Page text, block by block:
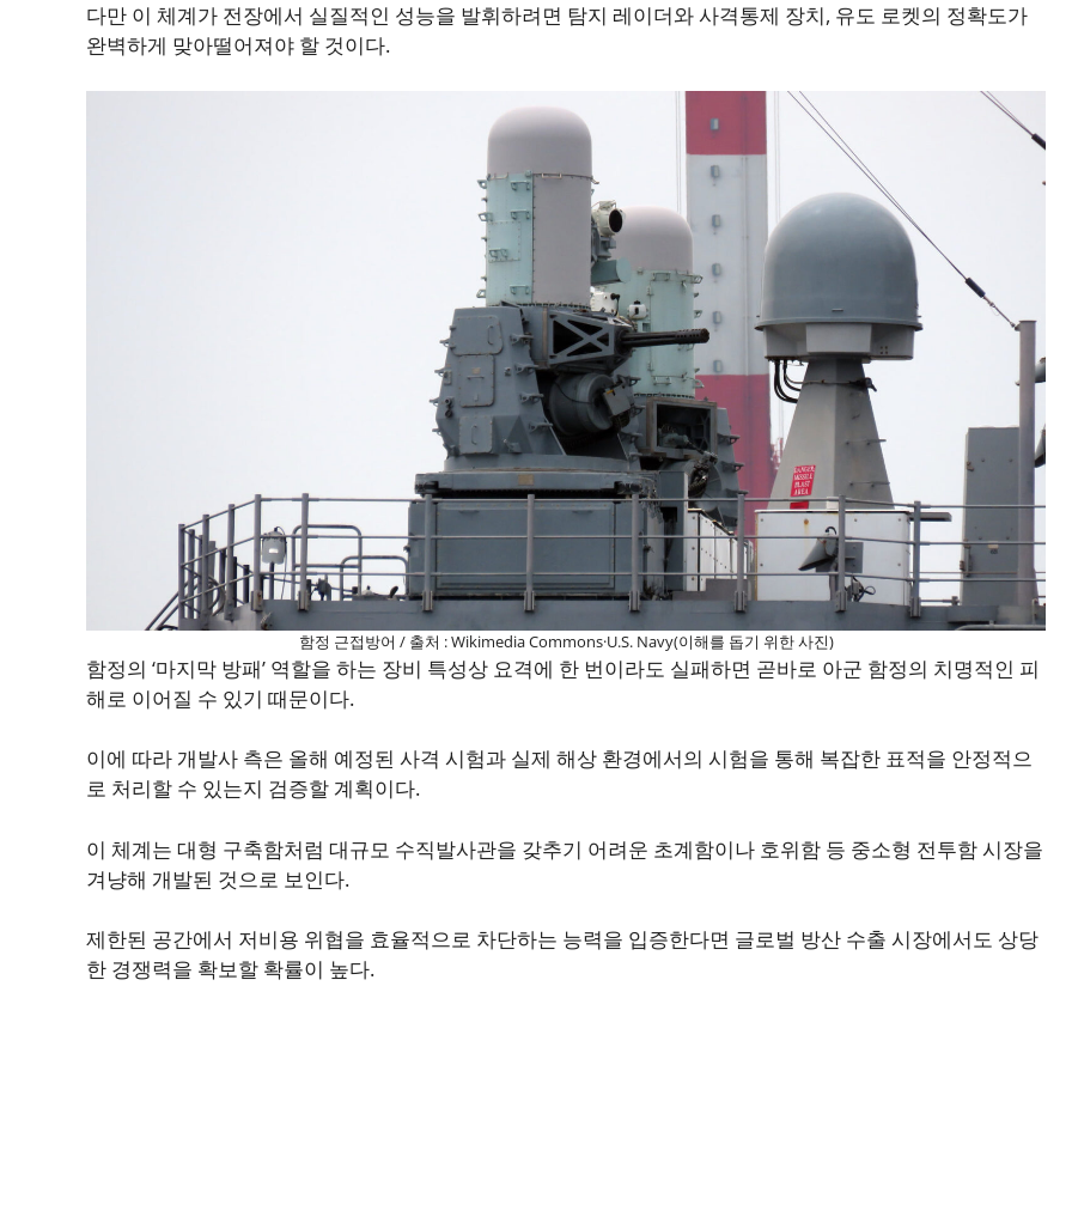
다만 이 체계가 전장에서 실질적인 성능을 발휘하려면 탐지 레이더와 사격통제 장치, 유도 로켓의 정확도가
완벽하게 맞아떨어져야 할 것이다.
함정 근접방어 / 출처 : Wikimedia Commons·U.S. Navy(이해를 돕기 위한 사진)
함정의 ‘마지막 방패’ 역할을 하는 장비 특성상 요격에 한 번이라도 실패하면 곧바로 아군 함정의 치명적인 피
해로 이어질 수 있기 때문이다.
이에 따라 개발사 측은 올해 예정된 사격 시험과 실제 해상 환경에서의 시험을 통해 복잡한 표적을 안정적으
로 처리할 수 있는지 검증할 계획이다.
이 체계는 대형 구축함처럼 대규모 수직발사관을 갖추기 어려운 초계함이나 호위함 등 중소형 전투함 시장을
겨냥해 개발된 것으로 보인다.
제한된 공간에서 저비용 위협을 효율적으로 차단하는 능력을 입증한다면 글로벌 방산 수출 시장에서도 상당
한 경쟁력을 확보할 확률이 높다.